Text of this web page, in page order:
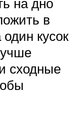
в
кусок
сходные